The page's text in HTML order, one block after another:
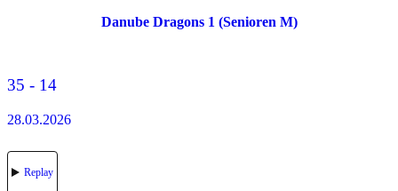
Danube Dragons 1 (Senioren M)
35 - 14
28.03.2026
Replay